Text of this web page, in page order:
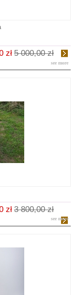
zł 5 000,00 zł
see more
zł 3 800,00 zł
see more